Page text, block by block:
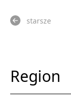
starsze
Region